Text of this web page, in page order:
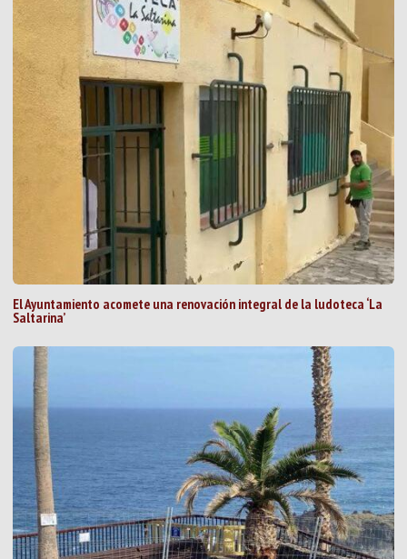
El Ayuntamiento acomete una renovación integral de la ludoteca ‘La
Saltarina’